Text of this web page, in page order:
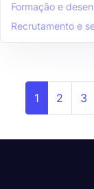
Formação e
Recrutamento e
1 2 3